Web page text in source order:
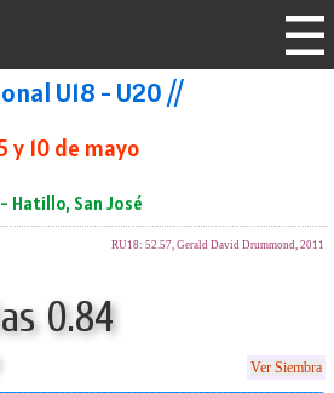
U18 - U20 //
y 10 de mayo
Hatillo, San José
RU18: 52.57, Gerald David Drummond, 2011
0.84
Ver Siembra